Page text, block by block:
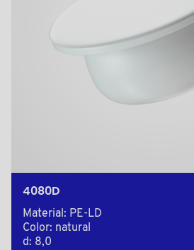
4080D
Material: PE-LD
Color: natural
d: 8,0